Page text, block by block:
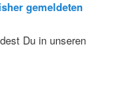
gemeldeten
Du in unseren